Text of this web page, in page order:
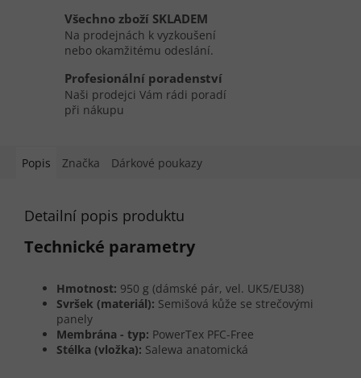
Všechno zboží SKLADEM
Na prodejnách k vyzkoušení
nebo okamžitému odeslání.
Profesionální poradenství
Naši prodejci Vám rádi poradí
při nákupu
Popis Značka Dárkové poukazy
Detailní popis produktu
Technické parametry
Hmotnost: 950 g (dámské pár, vel. UK5/EU38)
Svršek (materiál): Semišová kůže se strečovými
panely
Membrána - typ: PowerTex PFC-Free
Stélka (vložka): Salewa anatomická